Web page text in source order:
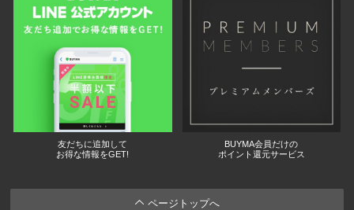
友だちに追加して
お得な情報をGET!
BUYMA会員だけの
ポイント還元サービス
ページトップへ